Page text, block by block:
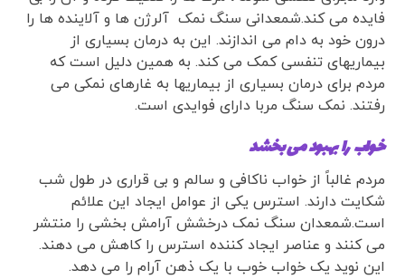
فایده می کند.شمعدانی سنگ نمک آلرژن ها و آلاینده ها را
درون خود به دام می اندازند. این به درمان بسیاری از
بیماریهای تنفسی کمک می کند. به همین دلیل است که
مردم برای درمان بسیاری از بیماریها به غارهای نمکی می
رفتند. نمک سنگ مربا دارای فوایدی است.
خواب را بهبود می بخشد
مردم غالباً از خواب ناکافی و سالم و بی قراری در طول شب
شکایت دارند. استرس یکی از عوامل ایجاد این علائم
است.شمعدان سنگ نمک درخشش آرامش بخشی را منتشر
می کنند و عناصر ایجاد کننده استرس را کاهش می دهند.
این نوید یک خواب خوب با یک ذهن آرام را می دهد.